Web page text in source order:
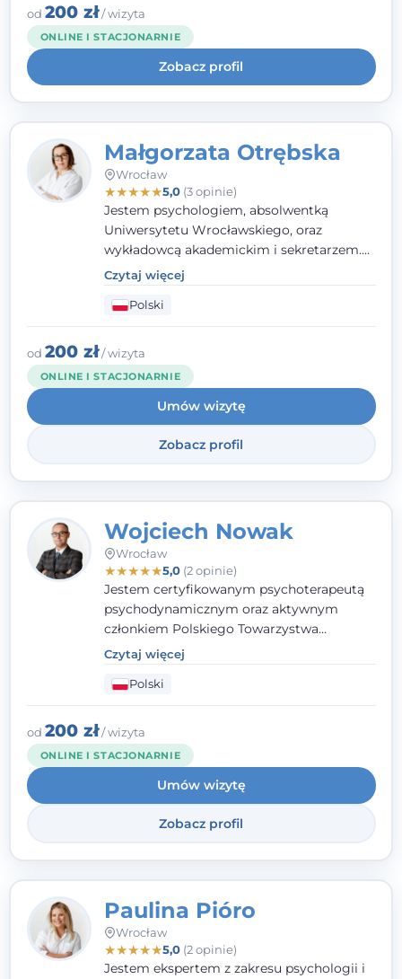
klinicznej na SWPS we Wrocławiu. W pracy
kieruję się empatią, etyką zawodową i
uważnością na potrzeby klienta.
od 200 zł/ wizyta
ONLINE I STACJONARNIE
Zobacz profil
Małgorzata Otrębska
Wrocław
★★★★★5,0(3 opinie)
Jestem psychologiem, absolwentką
Uniwersytetu Wrocławskiego, oraz
wykładowcą akademickim i sekretarzem.
Dodatkowo mam kwalifikacje mediatora,
specjalizując się w sprawach rodzinnych,
cywilnych oraz karnych.
Czytaj więcej
Polski
od 200 zł/ wizyta
ONLINE I STACJONARNIE
Umów wizytę
Zobacz profil
Wojciech Nowak
Wrocław
★★★★★5,0(2 opinie)
Jestem certyfikowanym psychoterapeutą
psychodynamicznym oraz aktywnym
członkiem Polskiego Towarzystwa
Psychoterapii Psychodynamicznej. W
mojej pracy zawodowej kładę duży nacisk
na uważne słuchanie Pacjenta. Interesuje
mnie szczególnie psychoterapia zaburzeń
osobowości, zaburzeń nerwicowych i
lękowych, a także zagadnienia związane z
małżeństwem i rodziną, w tym problemy w
relacjach rodzinnych. Nie specjalizuję się w
uzależnieniach.
Czytaj więcej
Polski
od 200 zł/ wizyta
ONLINE I STACJONARNIE
Umów wizytę
Zobacz profil
Paulina Pióro
Wrocław
★★★★★5,0(2 opinie)
Jestem ekspertem z zakresu psychologii i